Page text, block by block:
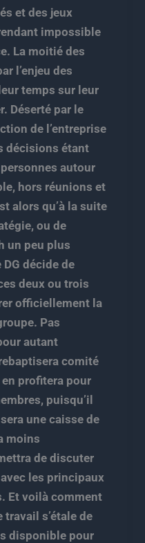
et des jeux
impossible
La moitié des
l’enjeu des
temps sur leur
Déserté par le
de l’entreprise
décisions étant
autour
hors réunions et
alors qu’à la suite
ou de
un peu plus
décide de
deux ou trois
officiellement la
Pas
autant
comité
profitera pour
puisqu’il
sera une caisse de
moins
de discuter
les principaux
Et voilà comment
travail s’étale de
disponible pour